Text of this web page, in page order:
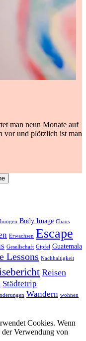
man neun Monate auf
vor und plötzlich ist man
Body Image Chaos
Erwachsen Escape
Gesellschaft Gipfel Guatemala
Lessons Nachhaltigkeit
Reisen
Städtetrip
Wandern wohnen
Cookies. Wenn
Verwendung von